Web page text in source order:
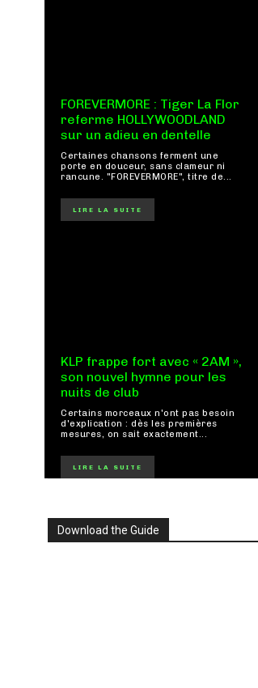
FOREVERMORE : Tiger La Flor
referme HOLLYWOODLAND
sur un adieu en dentelle
Certaines chansons ferment une
porte en douceur, sans clameur ni
rancune. "FOREVERMORE", titre de...
LIRE LA SUITE
KLP frappe fort avec « 2AM »,
son nouvel hymne pour les
nuits de club
Certains morceaux n'ont pas besoin
d'explication : dès les premières
mesures, on sait exactement...
LIRE LA SUITE
Download the Guide